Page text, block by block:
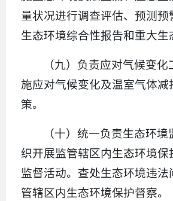
量状况进行调查评估、预测预
生态环境综合性报告和重大生
（九）负责应对气候变
施应对气候变化及温室气体减
策。
（十）统一负责生态环境
织开展监管辖区内生态环境保
监督活动。查处生态环境违法
管辖区内生态环境保护督察。